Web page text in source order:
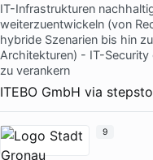
IT-Infrastrukturen
weiterzuentwickeln (von
hybride Szenarien bis hin
Architekturen) - IT-
zu verankern
ITEBO GmbH via
9